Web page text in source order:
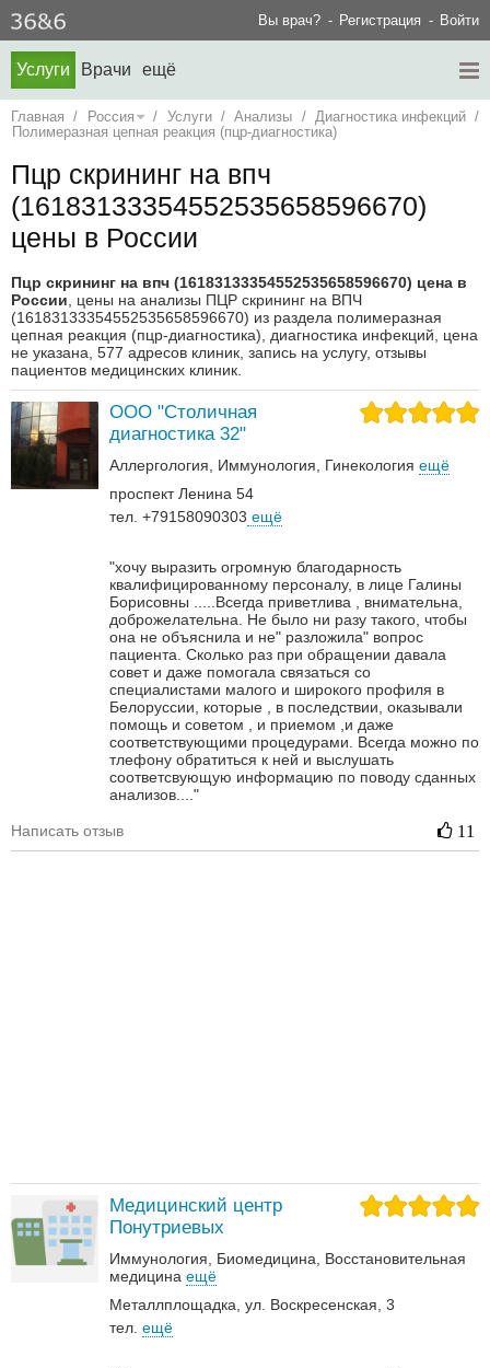
Вы врач? Регистрация Войти
Услуги Врачи ещё
Главная / Россия / Услуги / Анализы / Диагностика инфекций /
Полимеразная цепная реакция (пцр-диагностика)
Пцр скрининг на впч
(16183133354552535658596670)
цены в России
Пцр скрининг на впч (16183133354552535658596670) цена в
России, цены на анализы ПЦР скрининг на ВПЧ
(16183133354552535658596670) из раздела полимеразная
цепная реакция (пцр-диагностика), диагностика инфекций, цена
не указана, 577 адресов клиник, запись на услугу, отзывы
пациентов медицинских клиник.
ООО "Столичная
диагностика 32"
Аллергология Иммунология Гинекология ещё
проспект Ленина 54
тел. +79158090303 ещё
"хочу выразить огромную благодарность
квалифицированному персоналу, в лице Галины
Борисовны .....Всегда приветлива , внимательна,
доброжелательна. Не было ни разу такого, чтобы
она не объяснила и не" разложила" вопрос
пациента. Сколько раз при обращении давала
совет и даже помогала связаться со
специалистами малого и широкого профиля в
Белоруссии, которые , в последствии, оказывали
помощь и советом , и приемом ,и даже
соответствующими процедурами. Всегда можно по
тлефону обратиться к ней и выслушать
соответсвующую информацию по поводу сданных
анализов...."
Написать отзыв 11
Медицинский центр
Понутриевых
Иммунология Биомедицина Восстановительная
медицина ещё
Металлплощадка, ул. Воскресенская, 3
тел. ещё